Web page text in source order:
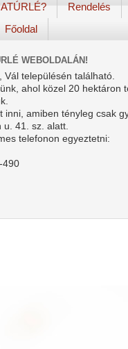
Rendelés
Főoldal
WEBOLDALÁN!
településén található.
ahol közel 20 hektáron
inni, amiben tényleg csak
41. sz. alatt.
telefonon egyeztetni:
490